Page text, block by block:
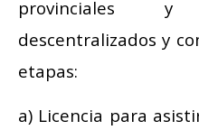
provinciales
descentralizados y
etapas:
a) Licencia para